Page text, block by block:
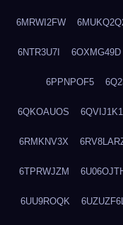
6MRWI2FW
6NTR3U7I 6OXMG49D
6PPNPOF5
6QKOAUOS 6QVIJ1K1
6RMKNV3X
6TPRWJZM
6UU9ROQK